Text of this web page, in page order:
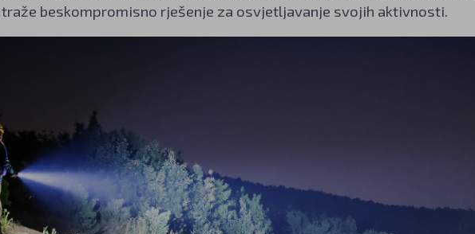
beskompromisno rješenje za osvjetljavanje svojih aktivnosti.